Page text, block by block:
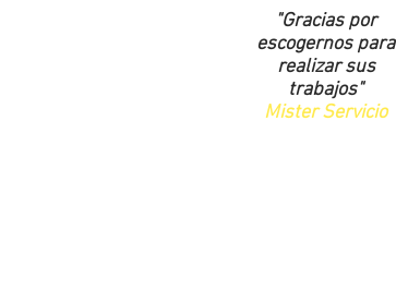
"Gracias por
escogernos para
realizar sus
trabajos"
Mister Servicio